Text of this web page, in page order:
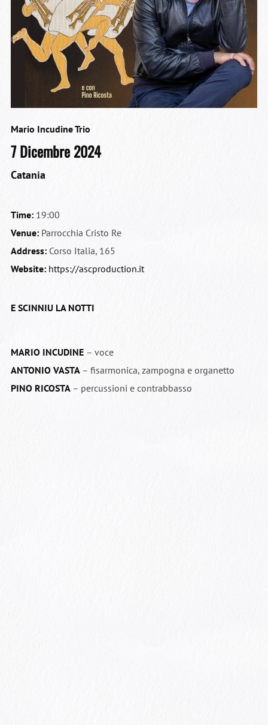
Mario Incudine Trio
7 Dicembre 2024
Catania
Time:19:00
Venue:Parrocchia Cristo Re
Address:Corso Italia, 165
Website: https://ascproduction.it
E SCINNIU LA NOTTI
MARIO INCUDINE – voce
ANTONIO VASTA – fisarmonica, zampogna e organetto
PINO RICOSTA – percussioni e contrabbasso